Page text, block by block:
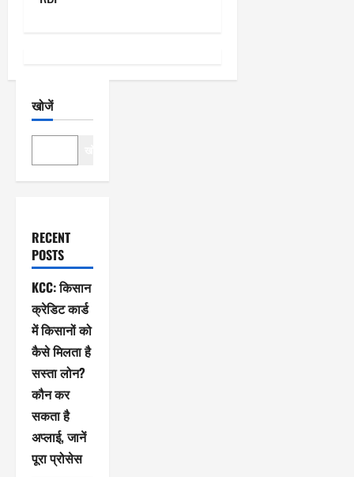
न
खोजें
RECENT
POSTS
KCC: किसान
क्रेडिट कार्ड
में किसानों को
कैसे मिलता है
सस्ता लोन?
कौन कर
सकता है
अप्लाई, जानें
पूरा प्रोसेस